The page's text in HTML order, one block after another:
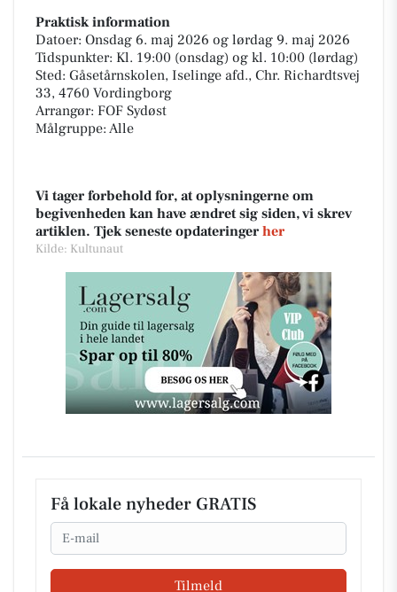
Praktisk information
Datoer: Onsdag 6. maj 2026 og lørdag 9. maj 2026
Tidspunkter: Kl. 19:00 (onsdag) og kl. 10:00 (lørdag)
Sted: Gåsetårnskolen, Iselinge afd., Chr. Richardtsvej
33, 4760 Vordingborg
Arrangør: FOF Sydøst
Målgruppe: Alle
Vi tager forbehold for, at oplysningerne om
begivenheden kan have ændret sig siden, vi skrev
artiklen. Tjek seneste opdateringer her
Kilde: Kultunaut
Få lokale nyheder GRATIS
Email
Tilmeld